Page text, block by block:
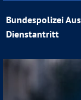
Bundespolizei
Dienstantritt